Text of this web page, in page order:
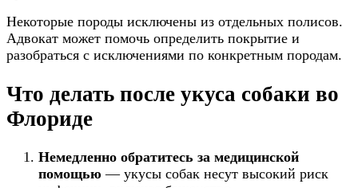
Некоторые породы исключены из отдельных полисов.
Адвокат может помочь определить покрытие и
разобраться с исключениями по конкретным породам.
Что делать после укуса собаки во
Флориде
Немедленно обратитесь за медицинской
помощью — укусы собак несут высокий риск